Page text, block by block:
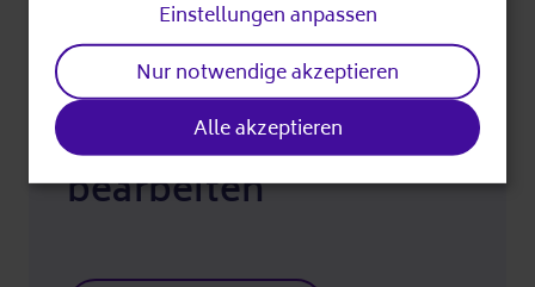
Redaktionell
bearbeiten
cookiesEinstellungen anpassen
Nur notwendige akzeptieren
Alle akzeptieren